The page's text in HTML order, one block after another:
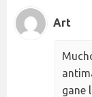
Art
gane